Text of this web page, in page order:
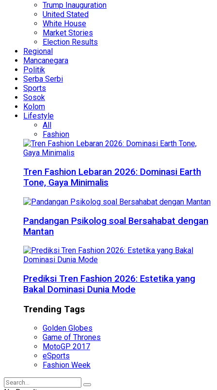
Trump Inauguration
United Stated
White House
Market Stories
Election Results
Regional
Mancanegara
Politik
Serba Serbi
Sports
Sosok
Kolom
Lifestyle
All
Fashion
Tren Fashion Lebaran 2026: Dominasi Earth
Tone, Gaya Minimalis
Pandangan Psikolog soal Bersahabat dengan
Mantan
Prediksi Tren Fashion 2026: Estetika yang
Bakal Dominasi Dunia Mode
Trending Tags
Golden Globes
Game of Thrones
MotoGP 2017
eSports
Fashion Week